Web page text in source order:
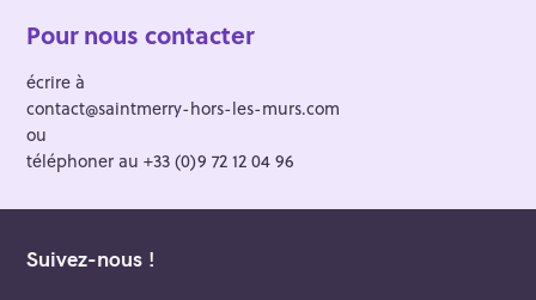
Pour nous contacter
écrire à
contact@saintmerry-hors-les-murs.com
ou
téléphoner au +33 (0)9 72 12 04 96
Suivez-nous !